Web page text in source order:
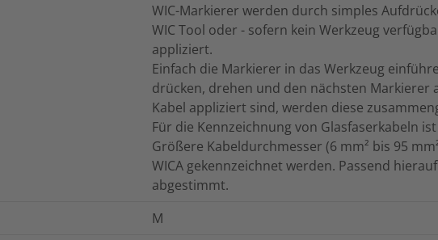
WIC-Markierer werden durch simples
WIC Tool oder - sofern kein Werkzeug
appliziert.
Einfach die Markierer in das Werkzeug
drücken, drehen und den nächsten Markierer
Kabel appliziert sind, werden diese
Für die Kennzeichnung von Glasfaserkabeln
Größere Kabeldurchmesser (6 mm² bis 95
WICA gekennzeichnet werden. Passend
abgestimmt.
M